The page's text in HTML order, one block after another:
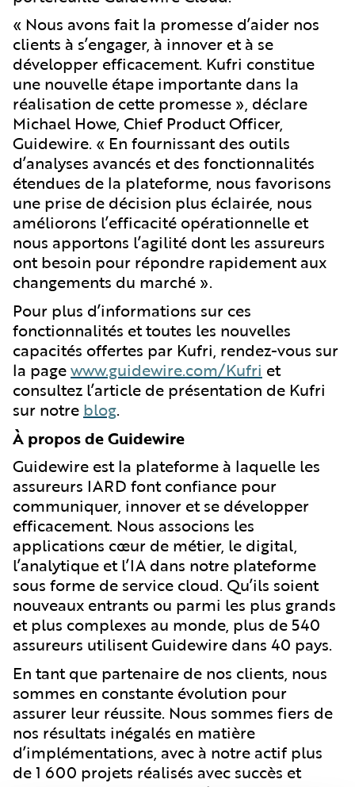
« Nous avons fait la promesse d’aider nos
clients à s’engager, à innover et à se
développer efficacement. Kufri constitue
une nouvelle étape importante dans la
réalisation de cette promesse », déclare
Michael Howe, Chief Product Officer,
Guidewire. « En fournissant des outils
d’analyses avancés et des fonctionnalités
étendues de la plateforme, nous favorisons
une prise de décision plus éclairée, nous
améliorons l’efficacité opérationnelle et
nous apportons l’agilité dont les assureurs
ont besoin pour répondre rapidement aux
changements du marché ».
Pour plus d’informations sur ces
fonctionnalités et toutes les nouvelles
capacités offertes par Kufri, rendez-vous sur
la pagewww.guidewire.com/Kufri et
consultez l’article de présentation de Kufri
sur notre blog.
À propos de Guidewire
Guidewire est la plateforme à laquelle les
assureurs IARD font confiance pour
communiquer, innover et se développer
efficacement. Nous associons les
applications cœur de métier, le digital,
l’analytique et l’IA dans notre plateforme
sous forme de service cloud. Qu’ils soient
nouveaux entrants ou parmi les plus grands
et plus complexes au monde, plus de 540
assureurs utilisent Guidewire dans 40 pays.
En tant que partenaire de nos clients, nous
sommes en constante évolution pour
assurer leur réussite. Nous sommes fiers de
nos résultats inégalés en matière
d’implémentations, avec à notre actif plus
de 1 600 projets réalisés avec succès et